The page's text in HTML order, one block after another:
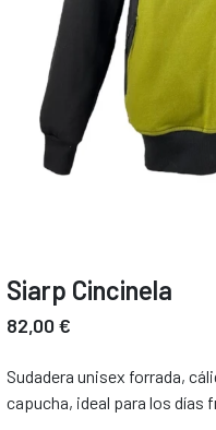
Siarp Cincinela
82,00 €
Sudadera unisex forrada,
capucha, ideal para los días